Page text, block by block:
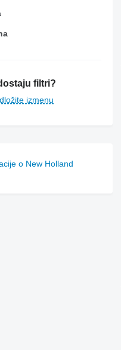
filtri?
izmenu
o New Holland